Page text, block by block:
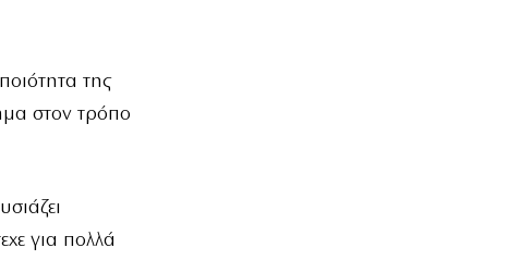
της
στον τρόπο
για πολλά